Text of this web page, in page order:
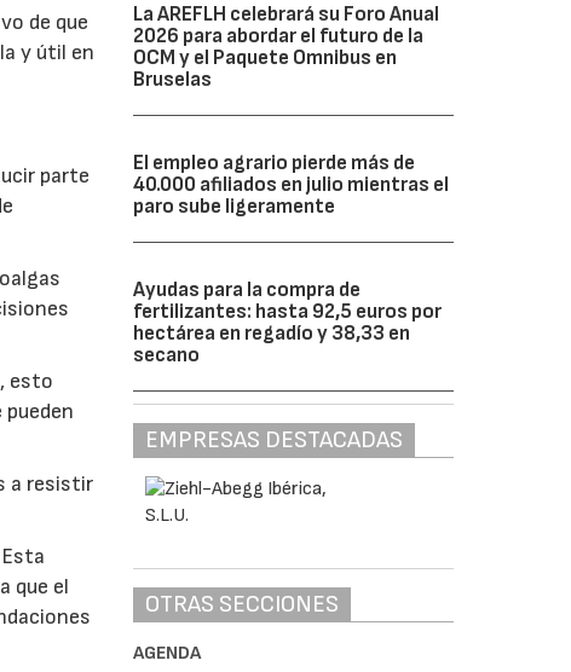
de que
y útil en
parte
esto
a resistir
que el
La AREFLH celebrará su Foro Anual
2026 para abordar el futuro de la
OCM y el Paquete Omnibus en
Bruselas
El empleo agrario pierde más de
40.000 afiliados en julio mientras el
paro sube ligeramente
Ayudas para la compra de
fertilizantes: hasta 92,5 euros por
hectárea en regadío y 38,33 en
secano
EMPRESAS DESTACADAS
OTRAS SECCIONES
AGENDA